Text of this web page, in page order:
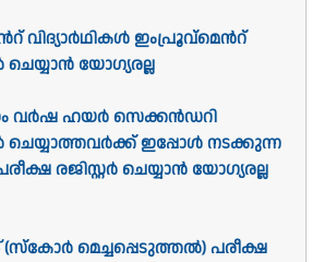
വിദ്യാർഥികൾ ഇംപ്രൂവ്മെൻറ്
ചെയ്യാൻ യോഗ്യരല്ല
വർഷ ഹയർ സെക്കൻഡറി
ചെയ്യാത്തവർക്ക് ഇപ്പോൾ നടക്കുന്ന
രജിസ്റ്റർ ചെയ്യാൻ യോഗ്യരല്ല
(സ്കോർ മെച്ചപ്പെടുത്തൽ) പരീക്ഷ